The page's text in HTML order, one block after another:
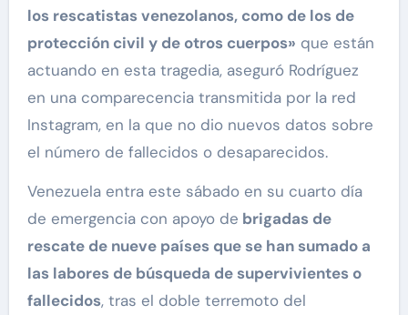
los rescatistas venezolanos, como de los de
protección civil y de otros cuerpos» que están
actuando en esta tragedia, aseguró Rodríguez
en una comparecencia transmitida por la red
Instagram, en la que no dio nuevos datos sobre
el número de fallecidos o desaparecidos.
Venezuela entra este sábado en su cuarto día
de emergencia con apoyo de brigadas de
rescate de nueve países que se han sumado a
las labores de búsqueda de supervivientes o
fallecidos, tras el doble terremoto del